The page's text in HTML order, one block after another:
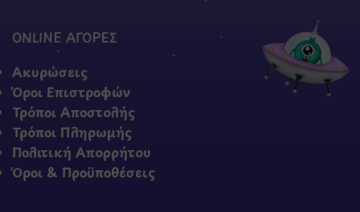
ONLINE ΑΓΟΡΕΣ
Ακυρώσεις
Όροι Επιστροφών
Τρόποι Αποστολής
Τρόποι Πληρωμής
Πολιτική Απορρήτου
Όροι & Προϋποθέσεις